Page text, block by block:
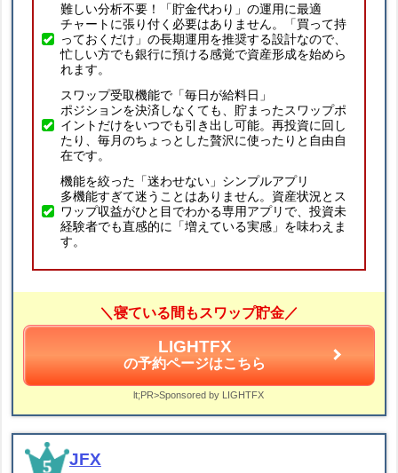
難しい分析不要！「貯金代わり」の運用に最適
チャートに張り付く必要はありません。「買って持
っておくだけ」の長期運用を推奨する設計なので、
忙しい方でも銀行に預ける感覚で資産形成を始めら
れます。
スワップ受取機能で「毎日が給料日」
ポジションを決済しなくても、貯まったスワップポ
イントだけをいつでも引き出し可能。再投資に回し
たり、毎月のちょっとした贅沢に使ったりと自由自
在です。
機能を絞った「迷わせない」シンプルアプリ
多機能すぎて迷うことはありません。資産状況とス
ワップ収益がひと目でわかる専用アプリで、投資未
経験者でも直感的に「増えている実感」を味わえま
す。
＼寝ている間もスワップ貯金／
LIGHTFX
の予約ページはこちら
lt;PR>Sponsored by LIGHTFX
JFX